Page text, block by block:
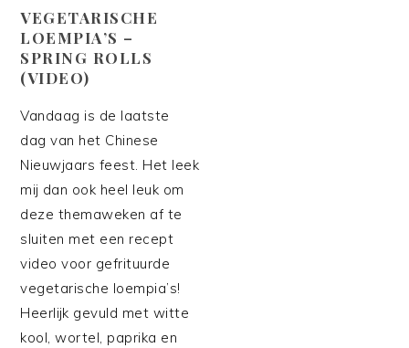
VEGETARISCHE
LOEMPIA’S –
SPRING ROLLS
(VIDEO)
Vandaag is de laatste
dag van het Chinese
Nieuwjaars feest. Het leek
mij dan ook heel leuk om
deze themaweken af te
sluiten met een recept
video voor gefrituurde
vegetarische loempia’s!
Heerlijk gevuld met witte
kool, wortel, paprika en